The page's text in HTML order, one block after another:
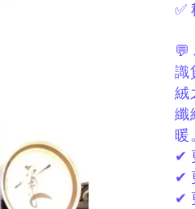
✅
💬
識
絨
纖
暖
✔
✔
✔